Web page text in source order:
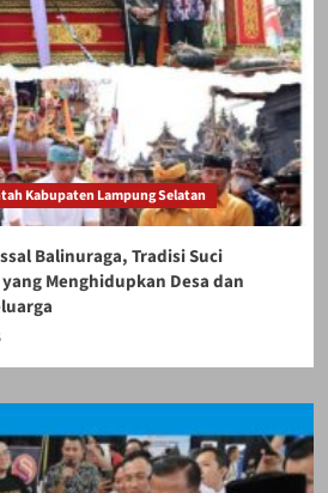
Kabupaten Lampung Selatan
Balinuraga, Tradisi Suci
Menghidupkan Desa dan